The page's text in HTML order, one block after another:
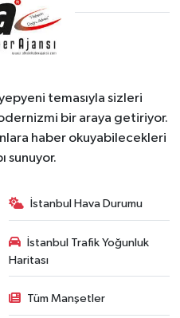
temasıyla sizleri
bir araya getiriyor.
haber okuyabilecekleri
sunuyor.
İstanbul Hava Durumu
İstanbul Trafik Yoğunluk
Haritası
Tüm Manşetler